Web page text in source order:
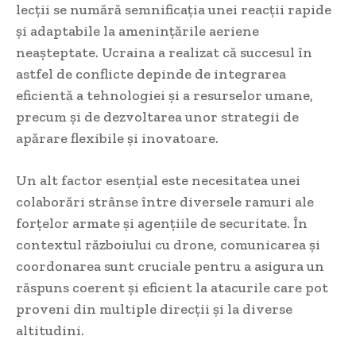
lecții se numără semnificația unei reacții rapide
și adaptabile la amenințările aeriene
neașteptate. Ucraina a realizat că succesul în
astfel de conflicte depinde de integrarea
eficientă a tehnologiei și a resurselor umane,
precum și de dezvoltarea unor strategii de
apărare flexibile și inovatoare.
Un alt factor esențial este necesitatea unei
colaborări strânse între diversele ramuri ale
forțelor armate și agențiile de securitate. În
contextul războiului cu drone, comunicarea și
coordonarea sunt cruciale pentru a asigura un
răspuns coerent și eficient la atacurile care pot
proveni din multiple direcții și la diverse
altitudini.